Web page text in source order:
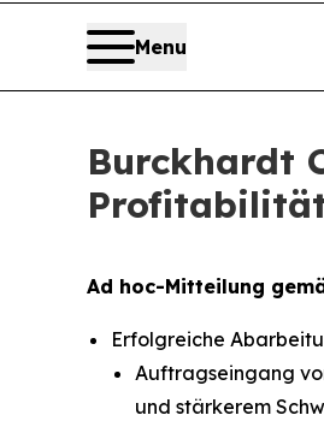
Menu
Burckhardt
Ad hoc-Mitteilung
Erfolgreiche
Auftragseingang
und stärkerem